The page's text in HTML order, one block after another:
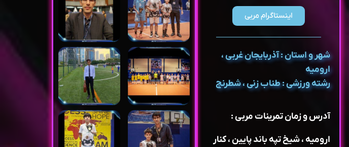
اینستاگرام مربی
شهر و استان : آذربایجان غربی ،
ارومیه
رشته ورزشی : طناب زنی ، شطرنج
آدرس و زمان تمرینات مربی :
ارومیه ، شیخ تپه باند پایین ، کنار